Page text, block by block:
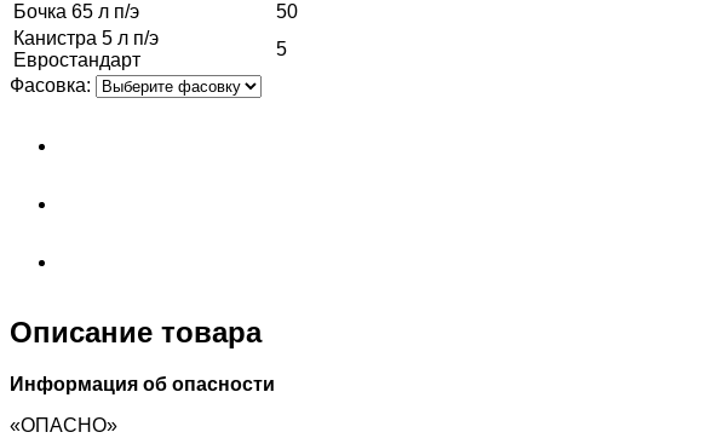
Бочка 65 л п/э
50
Канистра 5 л п/э
Евростандарт
5
Фасовка:
Описание товара
Информация об опасности
«ОПАСНО»